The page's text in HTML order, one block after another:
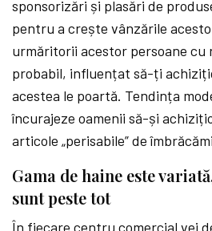
sponsorizări și plasări de
pentru a crește vânzările
urmăritorii acestor persoane cu
probabil, influențat să-ți
acestea le poartă. Tendința
încurajeze oamenii să-și
articole „perisabile” de
Gama de haine este
sunt peste tot
În fiecare centru comercial vei